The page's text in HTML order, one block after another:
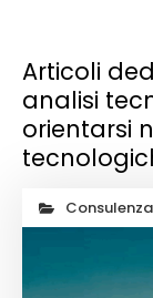
Articoli
analisi
orientarsi